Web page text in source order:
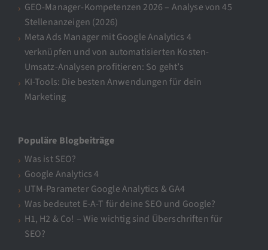
GEO-Manager-Kompetenzen 2026 – Analyse von 45
Stellenanzeigen (2026)
Meta Ads Manager mit Google Analytics 4
verknüpfen und von automatisierten Kosten-
Umsatz-Analysen profitieren: So geht’s
KI-Tools: Die besten Anwendungen für dein
Marketing
Populäre Blogbeiträge
Was ist SEO?
Google Analytics 4
UTM-Parameter Google Analytics & GA4
Was bedeutet E-A-T für deine SEO und Google?
H1, H2 & Co! – Wie wichtig sind Überschriften für
SEO?